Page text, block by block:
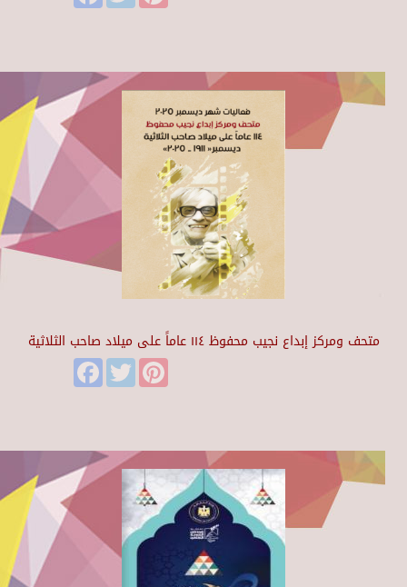
متحف ومركز إبداع نجيب محفوظ ١١٤ عاماً على ميلاد صاحب الثلاثية
FacebookTwitter